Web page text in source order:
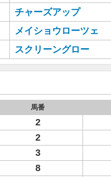
チャーズアップ
メイショウローツェ
スクリーングロー
馬番
2
2
3
8